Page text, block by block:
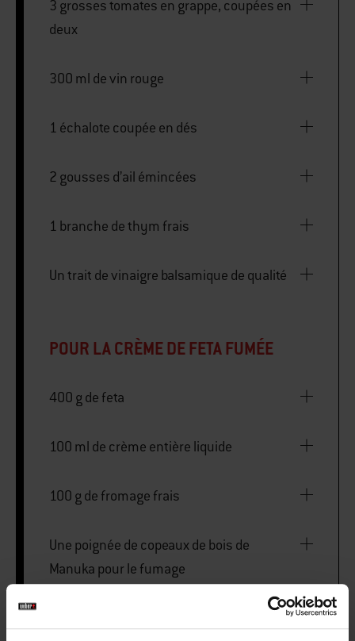
3 grosses tomates en grappe, coupées en
deux
300 ml de vin rouge
1 échalote coupée en dés
2 gousses d’ail émincées
1 branche de thym frais
Un trait de vinaigre balsamique de qualité
POUR LA CRÈME DE FETA FUMÉE
400 g de feta
100 ml de crème entière liquide
100 g de fromage frais
Une poignée de copeaux de bois de
Manuka pour le fumage